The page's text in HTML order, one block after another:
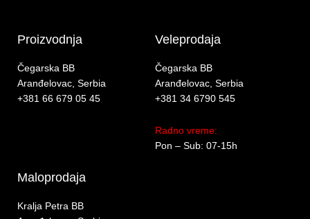
Proizvodnja
Čegarska BB
Aranđelovac, Serbia
+381 66 679 05 45
Veleprodaja
Čegarska BB
Aranđelovac, Serbia
+381 34 6790 545
Radno vreme:
Pon – Sub: 07-15h
Maloprodaja
Kralja Petra BB